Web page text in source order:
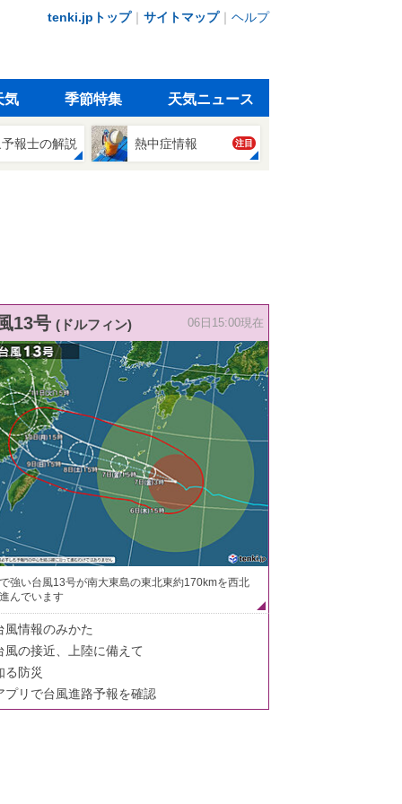
tenki.jpトップ｜ サイトマップ｜ ヘルプ
気 季節特集 天気ニュース
報士の解説 熱中症情報 注目
13号 (ドルフィン) 06日15:00現在
強い台風13号が南大東島の東北東約170kmを西北
んでいます
風情報のみかた
風の接近、上陸に備えて
る防災
プリで台風進路予報を確認